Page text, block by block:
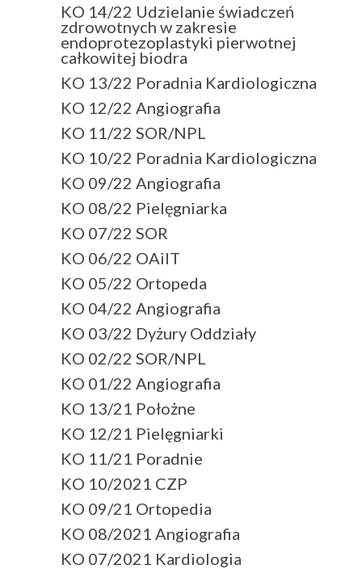
KO 14/22 Udzielanie świadczeń
zdrowotnych w zakresie
endoprotezoplastyki pierwotnej
całkowitej biodra
KO 13/22 Poradnia Kardiologiczna
KO 12/22 Angiografia
KO 11/22 SOR/NPL
KO 10/22 Poradnia Kardiologiczna
KO 09/22 Angiografia
KO 08/22 Pielęgniarka
KO 07/22 SOR
KO 06/22 OAiIT
KO 05/22 Ortopeda
KO 04/22 Angiografia
KO 03/22 Dyżury Oddziały
KO 02/22 SOR/NPL
KO 01/22 Angiografia
KO 13/21 Położne
KO 12/21 Pielęgniarki
KO 11/21 Poradnie
KO 10/2021 CZP
KO 09/21 Ortopedia
KO 08/2021 Angiografia
KO 07/2021 Kardiologia